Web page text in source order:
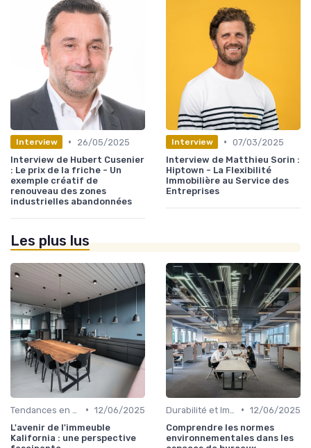
Interview •
26/05/2025
Interview de Hubert Cusenier
: Le prix de la friche - Un
exemple créatif de
renouveau des zones
industrielles abandonnées
Interview • 07/03/2025
Interview de Matthieu Sorin :
Hiptown - La Flexibilité
Immobilière au Service des
Entreprises
Les plus lus
• 12/06/2025
L'avenir de l'immeuble
Kalifornia : une perspective
• 12/06/2025
Comprendre les normes
environnementales dans les